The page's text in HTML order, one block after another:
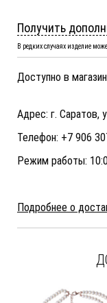
Получить
В редких случаях изделие
Доступно в
Адрес: г. Саратов,
Телефон: +7 906
Режим работы:
Подробнее о